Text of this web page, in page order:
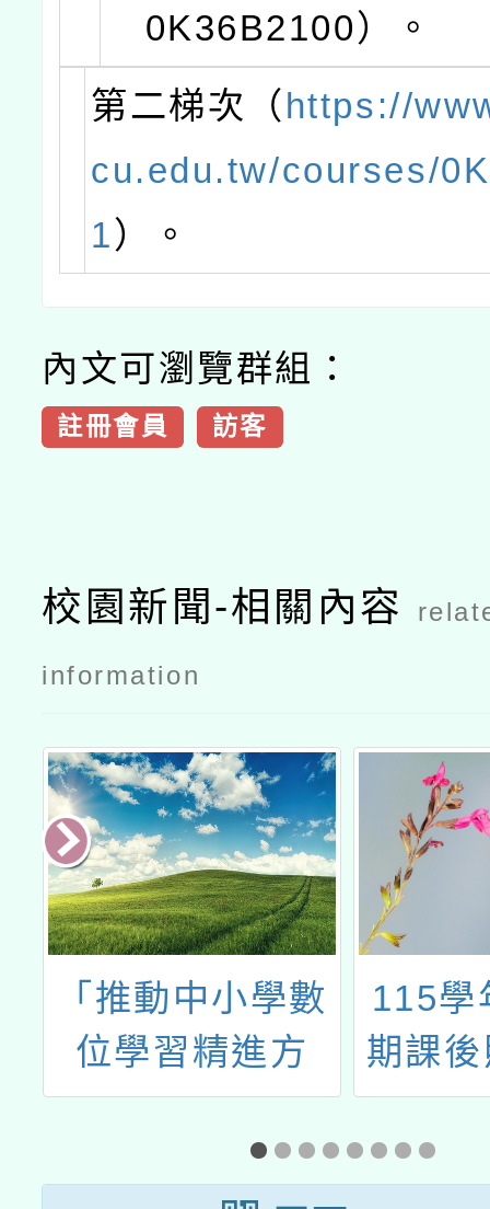
0K36B2100）。
第二梯次（ https://
cu.edu.tw/courses/
1）。
內文可瀏覽群組：
註冊會員 訪客
校園新聞-相關內容
information
「推動中小學數
位學習精進方
案」數位學習教
師跨校社群，
115學
期課
生名